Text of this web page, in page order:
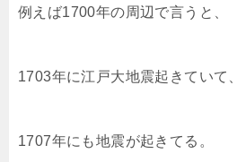
例えば1700年の周辺で言うと、
1703年に江戸大地震起きていて、
1707年にも地震が起きてる。